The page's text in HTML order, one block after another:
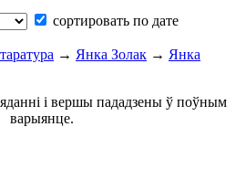
сортировать по дате
→ Янка Золак → Янка
і вершы пададзены ў поўным
варыянце.